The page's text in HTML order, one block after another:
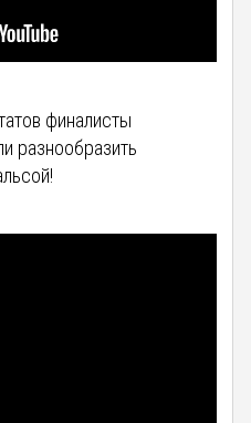
финалисты
разнообразить